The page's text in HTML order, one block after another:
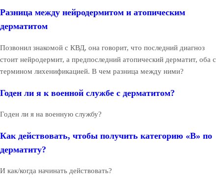
Разница между нейродермитом и атопическим
дерматитом
Позвонил знакомой с КВД, она говорит, что последний диагноз
стоит нейродермит, а предпоследний атопический дерматит, оба с
термином лихенификацией. В чем разница между ними?
Годен ли я к военной службе с дерматитом?
Годен ли я на военную службу?
Как действовать, чтобы получить категорию «В» по
дерматиту?
И как/когда начинать действовать?